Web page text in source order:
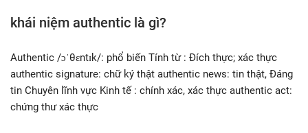
khái niệm authentic là gì?
Authentic /ɔˈθɛntɪk/: phổ biến Tính từ : Đích thực; xác thực
authentic signature: chữ ký thật authentic news: tin thật, Đáng
tin Chuyên lĩnh vực Kinh tế : chính xác, xác thực authentic act:
chứng thư xác thực